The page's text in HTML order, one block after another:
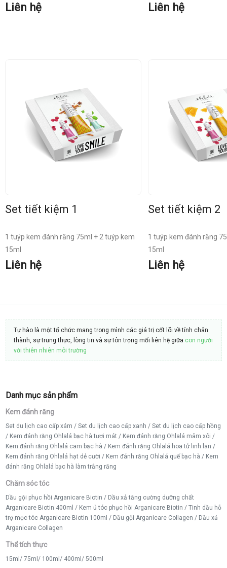
Liên hệ Liên hệ
Set tiết kiệm 1
1 tuýp kem đánh răng 75ml + 2 tuýp kem
15ml
Liên hệ
Set tiết kiệm 2
1 tuýp kem đánh răng
15ml
Liên hệ
Tự hào là một tổ chức mang trong mình các giá trị cốt lõi về tính chân
thành, sự trung thực, lòng tin và sự tôn trọng mối liên hệ giữa con người
với thiên nhiên môi trường
Danh mục sản phẩm
Kem đánh răng
Set du lịch cao cấp xám / Set du lịch cao cấp xanh / Set du lịch cao cấp hồng
/ Kem đánh răng Ohlalá bạc hà tươi mát / Kem đánh răng Ohlalá mâm xôi /
Kem đánh răng Ohlalá cam bạc hà / Kem đánh răng Ohlalá hoa tử linh lan /
Kem đánh răng Ohlalá hạt dẻ cười / Kem đánh răng Ohlalá quế bạc hà / Kem
đánh răng Ohlalá bạc hà làm trắng răng
Chăm sóc tóc
Dầu gội phục hồi Arganicare Biotin / Dầu xả tăng cường dưỡng chất
Arganicare Biotin 400ml / Kem ủ tóc phục hồi Arganicare Biotin / Tinh dầu hỗ
trợ mọc tóc Arganicare Biotin 100ml / Dầu gội Arganicare Collagen / Dầu xả
Arganicare Collagen
Thể tích thực
15ml / 75ml / 100ml / 400ml / 500ml